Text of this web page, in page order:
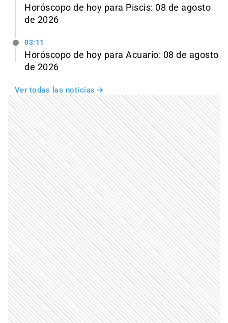
Horóscopo de hoy para Piscis: 08 de agosto
de 2026
03:11
Horóscopo de hoy para Acuario: 08 de agosto
de 2026
Ver todas las noticias